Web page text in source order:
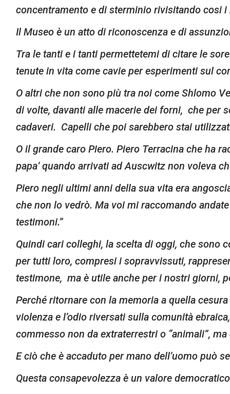
concentramento e di sterminio rivisitando cosi
Il Museo è un atto di riconoscenza e di
Tra le tanti e i tanti permettetemi di citare le
tenute in vita come cavie per esperimenti sul
O altri che non sono più tra noi come Shlomo
di volte, davanti alle macerie dei forni, che per
cadaveri. Capelli che poi sarebbero stai
O il grande caro Piero. Piero Terracina che ha
papa’ quando arrivati ad Auscwitz non voleva
Piero negli ultimi anni della sua vita era
che non lo vedrò. Ma voi mi raccomando
testimoni.”
Quindi cari colleghi, la scelta di oggi, che sono
per tutti loro, compresi i sopravvissuti,
testimone, ma è utile anche per i nostri giorni,
Perché ritornare con la memoria a quella
violenza e l’odio riversati sulla comunità
commesso non da extraterrestri o “animali”,
E ciò che è accaduto per mano dell’uomo può
Questa consapevolezza è un valore